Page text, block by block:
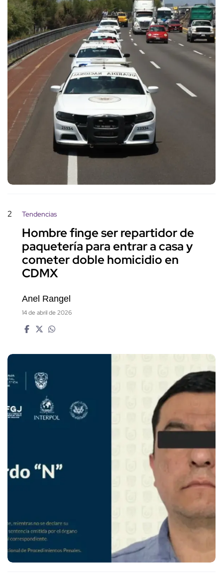
2 Tendencias
Hombre finge ser repartidor de
paquetería para entrar a casa y
cometer doble homicidio en
CDMX
Anel Rangel
14 de abril de 2026